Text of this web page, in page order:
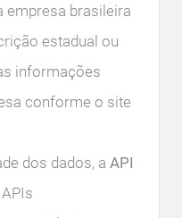
empresa brasileira
estadual ou
informações
conforme o site
dos dados, a API